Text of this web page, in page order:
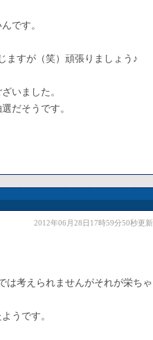
です。
ますが（笑）頑張りましょう♪
いました。
だそうです。
2012年06月28日17時59分50秒更新
は考えられませんがそれが栄ちゃ
うです。